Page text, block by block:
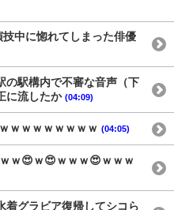
技中に惚れてしまった俳優
の駅構内で不審な音声（下
に流したか (04:09)
ｗｗｗｗｗｗｗｗ (04:05)
ｗ😍ｗ😍ｗｗｗ😍ｗｗｗ
着グラビア復帰してシコら